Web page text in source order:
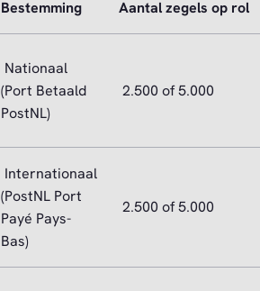
Bestemming Aantal zegels op rol
Nationaal
(Port Betaald
PostNL)
2.500 of 5.000
Internationaal
(PostNL Port
Payé Pays-
Bas)
2.500 of 5.000